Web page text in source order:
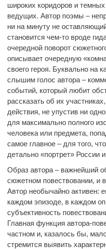
широких коридоров и
ведущих. Автор поэмы –
ни на минуту не
становится чем-то вроде
очередной поворот
описывает очередную
своего героя. Буквально на
слышим голос автора –
событий, который любит
рассказать об их
действия, не упустив ни
для максимально полного
человека или предмета,
самое главное – для того,
детально «портрет» России
Образ автора – важнейший
сюжетном повествовании, и
Автор необычайно активен:
каждом эпизоде, в каждом
субъективность
Главная функция автора-
частном и, казалось бы,
стремится выявить